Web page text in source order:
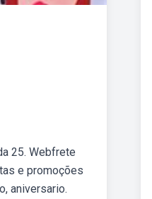
25. Webfrete
e promoções
aniversario.